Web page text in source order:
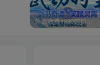
外面收费1980的抖音武动时空直播项目，无需真人出镜，实时互动直播【软件+详细教程】